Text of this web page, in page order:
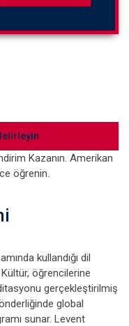
Kazanın. Amerikan
öğrenin.
kullandığı dil
öğrencilerine
gerçekleştirilmiş
global
sunar. Levent